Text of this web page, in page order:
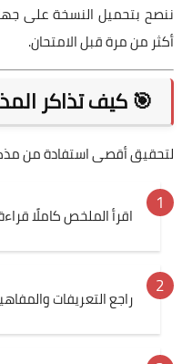
ننصح بتحميل النسخة على
أكثر من مرة قبل الامتحان.
🎯 كيف تذاكر
لتحقيق أقصى استفادة من
اقرأ الملخص كاملًا
راجع التعريفات